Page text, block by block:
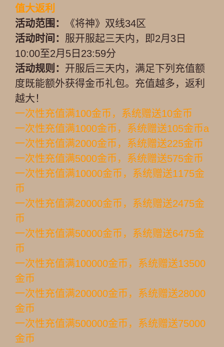
值大返利
活动范围：
《将神》双线34区
活动时间： 服开服起三天内，即2月3日
10:00至2月5日23:59分
活动规则： 开服后三天内，满足下列充值额
度既能额外获得金币礼包。充值越多，返利
越大！
一次性充值满100金币，系统赠送10金币
一次性充值满1000金币，系统赠送105金币a
一次性充值满2000金币，系统赠送225金币
一次性充值满5000金币，系统赠送575金币
一次性充值满10000金币，系统赠送1175金
币
一次性充值满20000金币，系统赠送2475金
币
一次性充值满50000金币，系统赠送6475金
币
一次性充值满100000金币，系统赠送13500
金币
一次性充值满200000金币，系统赠送28000
金币
一次性充值满500000金币，系统赠送75000
金币